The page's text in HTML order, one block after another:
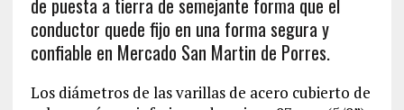
conductor quede fijo en una forma segura y
confiable en Mercado San Martin de Porres.
Los diámetros de las varillas de acero cubierto de